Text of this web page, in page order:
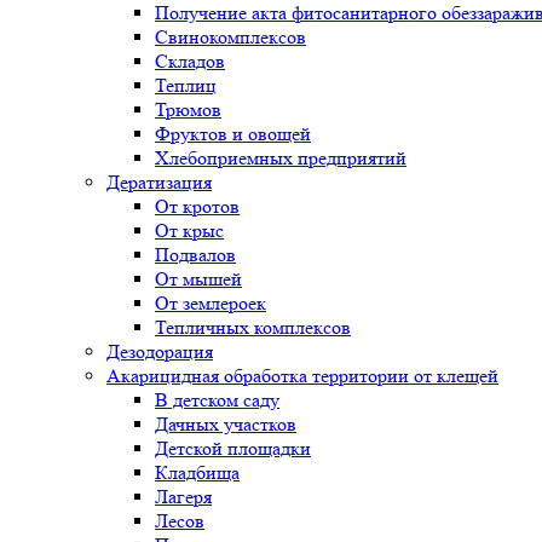
Получение акта фитосанитарного
Свинокомплексов
Складов
Теплиц
Трюмов
Фруктов и овощей
Хлебоприемных предприятий
Дератизация
От кротов
От крыс
Подвалов
От мышей
От землероек
Тепличных комплексов
Дезодорация
Акарицидная обработка территории от клещей
В детском саду
Дачных участков
Детской площадки
Кладбища
Лагеря
Лесов